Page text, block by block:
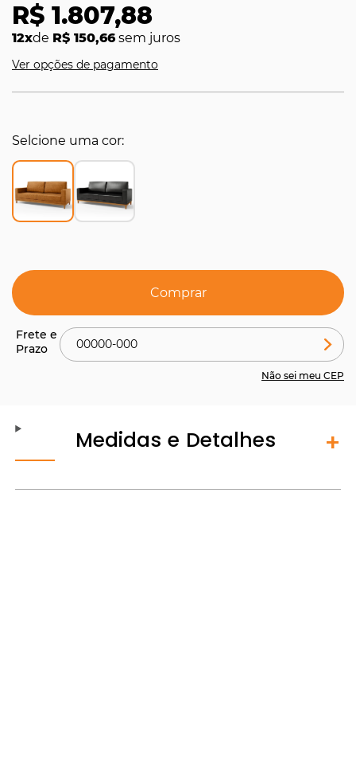
R$ 1.807,88
12xde R$ 150,66 sem juros
Ver opções de pagamento
Selcione uma cor
Comprar
Não sei meu CEP
Medidas e Detalhes